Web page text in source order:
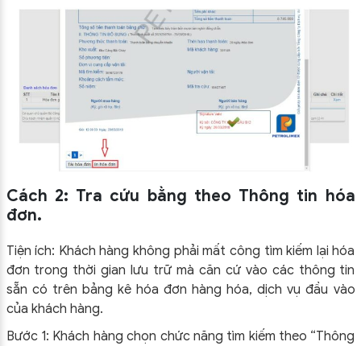
Cách 2: Tra cứu bằng theo Thông tin hóa
đơn.
Tiện ích: Khách hàng không phải mất công tìm kiếm lại hóa
đơn trong thời gian lưu trữ mà căn cứ vào các thông tin
sẵn có trên bảng kê hóa đơn hàng hóa, dịch vụ đầu vào
của khách hàng.
Bước 1: Khách hàng chọn chức năng tìm kiếm theo “Thông